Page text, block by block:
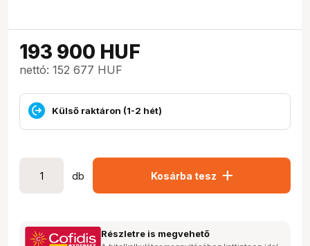
193 900 HUF
nettó: 152 677 HUF
Külső raktáron (1-2 hét)
db Kosárba tesz add
Részletre is megvehető